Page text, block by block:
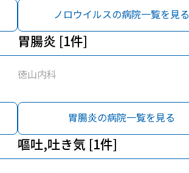
ノロウイルスの病院一覧を見る
胃腸炎 [1件]
徳山内科
胃腸炎の病院一覧を見る
嘔吐,吐き気 [1件]